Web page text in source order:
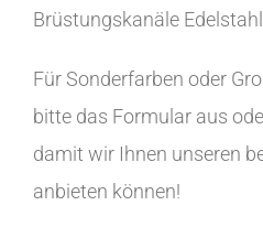
Brüstungskanäle Edelstahl
Für Sonderfarben oder
bitte das Formular aus
damit wir Ihnen unseren
anbieten können!